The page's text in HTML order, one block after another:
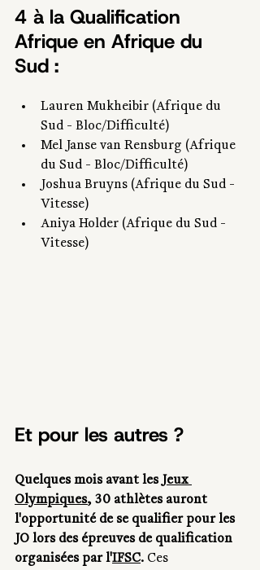
4 à la Qualification
Afrique en Afrique du
Sud :
Lauren Mukheibir (Afrique du
Sud - Bloc/Difficulté)
Mel Janse van Rensburg (Afrique
du Sud - Bloc/Difficulté)
Joshua Bruyns (Afrique du Sud -
Vitesse)
Aniya Holder (Afrique du Sud -
Vitesse)
Et pour les autres ?
Quelques mois avant les Jeux
Olympiques, 30 athlètes auront
l'opportunité de se qualifier pour les
JO lors des épreuves de qualification
organisées par l'IFSC. Ces